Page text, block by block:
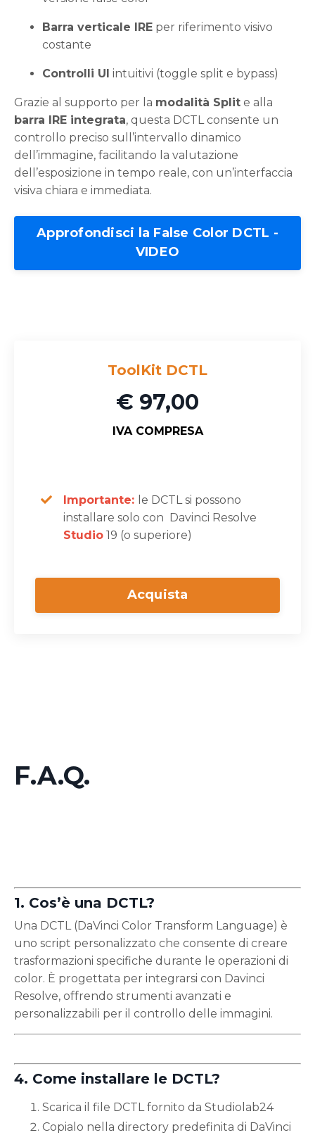
Barra verticale IRE per riferimento visivo
costante
Controlli UI intuitivi (toggle split e bypass)
Grazie al supporto per la modalità Split e alla
barra IRE integrata, questa DCTL consente un
controllo preciso sull’intervallo dinamico
dell’immagine, facilitando la valutazione
dell’esposizione in tempo reale, con un’interfaccia
visiva chiara e immediata.
Approfondisci la False Color DCTL -
VIDEO
ToolKit DCTL
€ 97,00
IVA COMPRESA
Importante: le DCTL si possono
installare solo con Davinci Resolve
Studio 19 (o superiore)
Acquista
F.A.Q.
1. Cos’è una DCTL?
Una DCTL (DaVinci Color Transform Language) è
uno script personalizzato che consente di creare
trasformazioni specifiche durante le operazioni di
color. È progettata per integrarsi con Davinci
Resolve, offrendo strumenti avanzati e
personalizzabili per il controllo delle immagini.
4. Come installare le DCTL?
Scarica il file DCTL fornito da Studiolab24
Copialo nella directory predefinita di DaVinci